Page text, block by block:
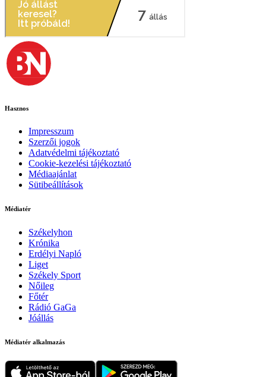
Hasznos
Impresszum
Szerzői jogok
Adatvédelmi tájékoztató
Cookie-kezelési tájékoztató
Médiaajánlat
Sütibeállítások
Médiatér
Székelyhon
Krónika
Erdélyi Napló
Liget
Székely Sport
Nőileg
Főtér
Rádió GaGa
Jóállás
Médiatér alkalmazás